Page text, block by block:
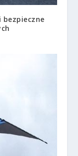
bezpieczne